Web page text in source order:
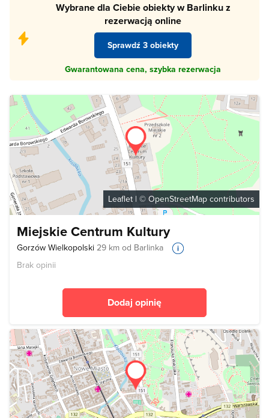
Wybrane dla Ciebie obiekty w Barlinku z
rezerwacją online
Sprawdź 3 obiekty
Gwarantowana cena, szybka rezerwacja
Leaflet | © OpenStreetMap contributors
Miejskie Centrum Kultury
Gorzów Wielkopolski 29 km od Barlinka
Brak opinii
Dodaj opinię